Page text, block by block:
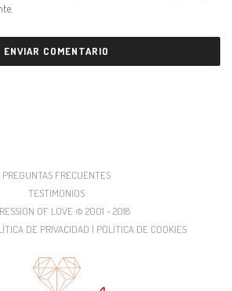
PREGUNTAS FRECUENTES
TESTIMONIOS
OF LOVE © 2001 - 2018
DE PRIVACIDAD | POLÍTICA DE COOKIES